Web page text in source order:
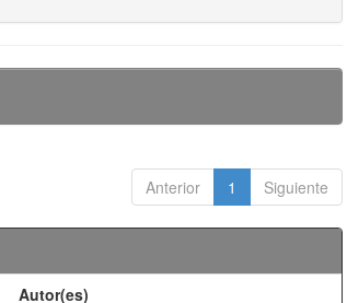
Anterior 1 Siguiente
Autor(es)